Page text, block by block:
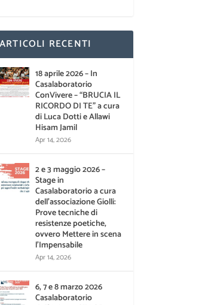
ARTICOLI RECENTI
18 aprile 2026 – In
Casalaboratorio
ConVivere – “BRUCIA IL
RICORDO DI TE” a cura
di Luca Dotti e Allawi
Hisam Jamil
Apr 14, 2026
2 e 3 maggio 2026 –
Stage in
Casalaboratorio a cura
dell’associazione Giolli:
Prove tecniche di
resistenze poetiche,
ovvero Mettere in scena
l’Impensabile
Apr 14, 2026
6, 7 e 8 marzo 2026
Casalaboratorio